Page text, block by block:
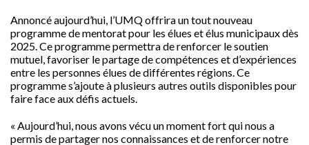
Annoncé aujourd’hui, l’UMQ offrira un tout nouveau
programme de mentorat pour les élues et élus municipaux dès
2025. Ce programme permettra de renforcer le soutien
mutuel, favoriser le partage de compétences et d’expériences
entre les personnes élues de différentes régions. Ce
programme s’ajoute à plusieurs autres outils disponibles pour
faire face aux défis actuels.
« Aujourd’hui, nous avons vécu un moment fort qui nous a
permis de partager nos connaissances et de renforcer notre